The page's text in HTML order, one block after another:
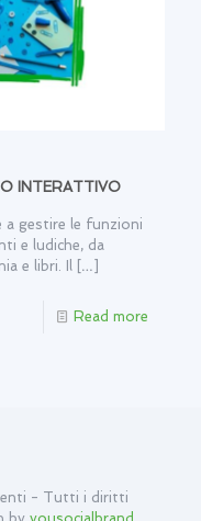
INTERATTIVO
a gestire le funzioni
e ludiche, da
e libri. Il […]
Read more
- Tutti i diritti